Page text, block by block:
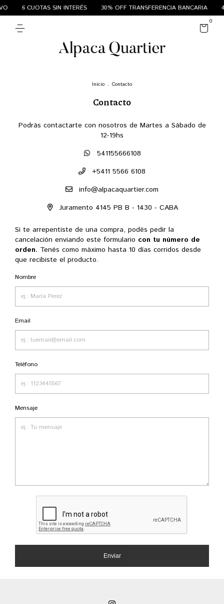
6 CUOTAS SIN INTERÉS 30% OFF TRANSFERENCIA BANCARIA
0
Inicio . Contacto
Contacto
Podrás contactarte con nosotros de Martes a Sábado de
12-19hs
541155666108
+5411 5566 6108
info@alpacaquartier.com
Juramento 4145 PB B - 1430 - CABA
Si te arrepentiste de una compra, podés pedir la
cancelación enviando este formulario con tu número de
orden. Tenés como máximo hasta 10 días corridos desde
que recibiste el producto.
Nombre
Email
Teléfono
Mensaje
Enviar